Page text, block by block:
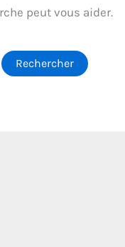
peut vous aider.